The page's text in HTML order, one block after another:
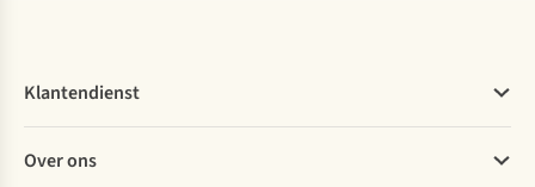
Klantendienst
Bestellen
Over ons